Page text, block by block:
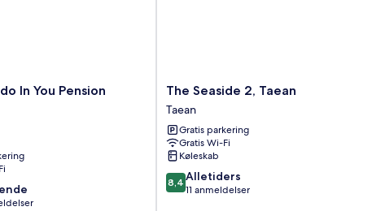
In You Pension
The
Seaside
2,
Taean
Taean
The Seaside 2, Taean
Taean
Gratis parkering
Gratis Wi-Fi
Køleskab
8.4
ud
8,4 Alletiders
11 anmeldelser